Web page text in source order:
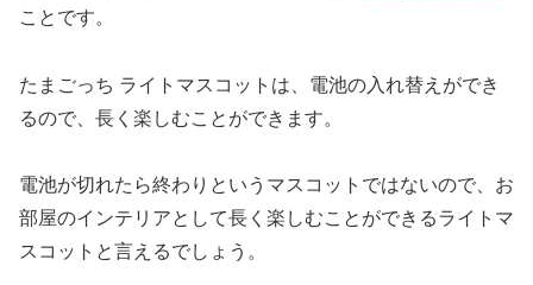
ことです。
たまごっち ライトマスコットは、電池の入れ替えができ
るので、長く楽しむことができます。
電池が切れたら終わりというマスコットではないので、お
部屋のインテリアとして長く楽しむことができるライトマ
スコットと言えるでしょう。